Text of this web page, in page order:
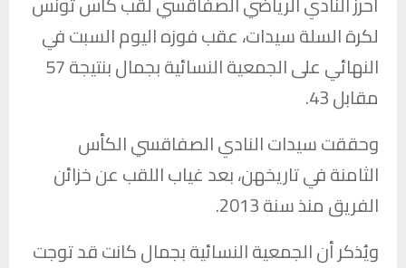
لكرة السلة سيدات، عقب فوزه اليوم السبت في
النهائي علىالجمعية النسائية بجمال
بنتيجة 57
مقابل 43.
وحققت سيدات النادي الصفاقسي الكأس
الثامنة في تاريخهن، بعد غياب اللقب عن خزائن
الفريق منذ سنة 2013.
ويُذكر أن الجمعية النسائية بجمال كانت قد توجت